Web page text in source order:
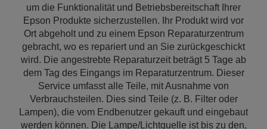
um die Funktionalität und Betriebsbereitschaft Ihrer
Epson Produkte sicherzustellen. Ihr Produkt wird vor
Ort abgeholt und zu einem Epson Reparaturzentrum
gebracht, wo es repariert und an Sie zurückgeschickt
wird. Die angestrebte Reparaturzeit beträgt 5 Tage ab
dem Tag des Eingangs im Reparaturzentrum. Dieser
Service umfasst alle Teile, mit Ausnahme von
Verbrauchsteilen. Dies sind Teile (z. B. Filter oder
Lampen), die vom Endbenutzer gekauft und eingebaut
werden können. Die Lampe/Lichtquelle ist bis zu den,